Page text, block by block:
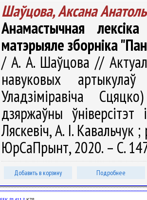
Шаўцова, Аксана
Анамастычная
матэрыяле зборніка
/ А. А. Шаўцова //
навуковых
Уладзіміравіча
дзяржаўны
Ляскевіч, А. І. Кавальчук
ЮрСаПрынт, 2020. – С.
Добавить в корзину Подробнее